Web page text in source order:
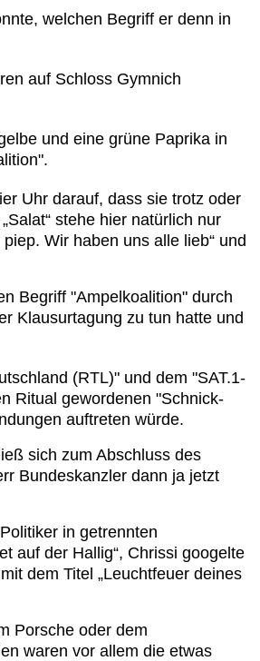
welchen Begriff er denn in
auf Schloss Gymnich
und eine grüne Paprika in
Uhr darauf, dass sie trotz oder
stehe hier natürlich nur
Wir haben uns alle lieb“ und
Begriff "Ampelkoalition" durch
Klausurtagung zu tun hatte und
(RTL)" und dem "SAT.1-
Ritual gewordenen "Schnick-
auftreten würde.
sich zum Abschluss des
Bundeskanzler dann ja jetzt
in getrennten
auf der Hallig“, Chrissi googelte
dem Titel „Leuchtfeuer deines
Porsche oder dem
waren vor allem die etwas